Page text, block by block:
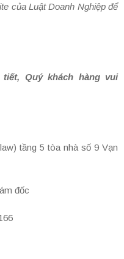
của Luật Doanh Nghiệp để
Quý khách hàng vui
tầng 5 tòa nhà số 9 Vạn
đốc